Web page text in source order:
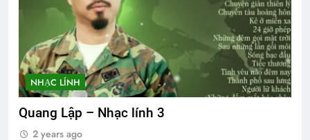
NHẠC LÍNH
Quang Lập – Nhạc lính 3
2 years ago